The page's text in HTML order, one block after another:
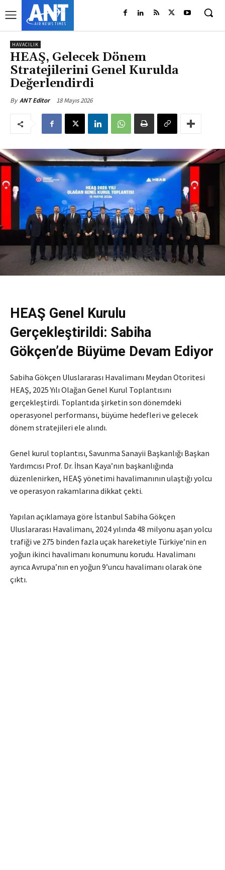
HAVACILIK
HEAŞ, Gelecek Dönem
Stratejilerini Genel Kurulda
Değerlendirdi
By ANT Editor 18 Mayıs 2026
HEAŞ Genel Kurulu
Gerçekleştirildi: Sabiha
Gökçen’de Büyüme Devam Ediyor
Sabiha Gökçen Uluslararası Havalimanı Meydan Otoritesi
HEAŞ, 2025 Yılı Olağan Genel Kurul Toplantısını
gerçekleştirdi. Toplantıda şirketin son dönemdeki
operasyonel performansı, büyüme hedefleri ve gelecek
dönem stratejileri ele alındı.
Genel kurul toplantısı, Savunma Sanayii Başkanlığı Başkan
Yardımcısı Prof. Dr. İhsan Kaya’nın başkanlığında
düzenlenirken, HEAŞ yönetimi havalimanının ulaştığı yolcu
ve operasyon rakamlarına dikkat çekti.
Yapılan açıklamaya göre İstanbul Sabiha Gökçen
Uluslararası Havalimanı, 2024 yılında 48 milyonu aşan yolcu
trafiği ve 275 binden fazla uçak hareketiyle Türkiye’nin en
yoğun ikinci havalimanı konumunu korudu. Havalimanı
ayrıca Avrupa’nın en yoğun 9’uncu havalimanı olarak öne
çıktı.